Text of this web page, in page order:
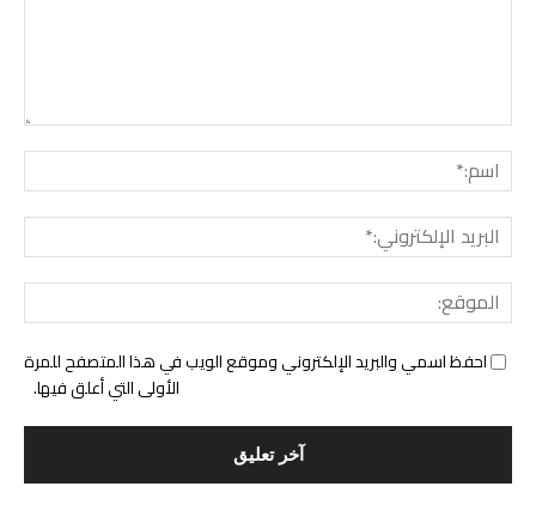
احفظ اسمي والبريد الإلكتروني وموقع الويب في هذا المتصفح للمرة
الأولى التي أعلق فيها.